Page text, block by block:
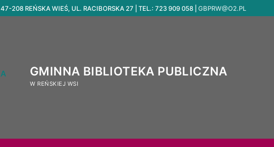
208 REŃSKA WIEŚ, UL. RACIBORSKA 27 | TEL.: 723 909 058 | GBPRW@O2.PL
GMINNA BIBLIOTEKA PUBLICZNA
W REŃSKIEJ WSI